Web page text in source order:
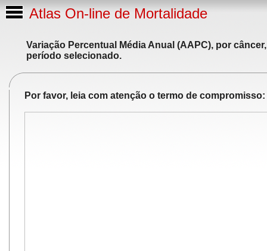
Atlas On-line de Mortalidade
Variação Percentual Média Anual (AAPC), por
período selecionado.
Por favor, leia com atenção o termo de compromisso: